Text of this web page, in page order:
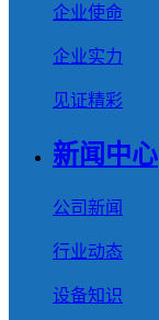
企业使命
企业实力
见证精彩
新闻中心
公司新闻
行业动态
设备知识